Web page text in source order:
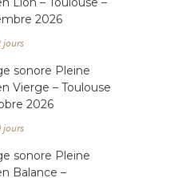
2026
jours
sonore Pleine
Vierge – Toulouse
2026
jours
sonore Pleine
Balance –